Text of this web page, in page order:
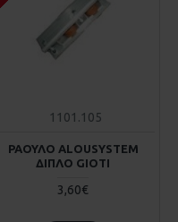
1101.105
ΡΑΟΥΛΟ ALOUSYSTEM
ΔΙΠΛΟ GIOTI
3,60€